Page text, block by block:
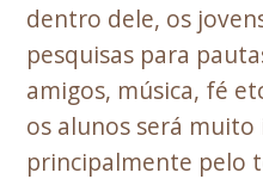
dentro dele, os
pesquisas para
amigos, música, fé
os alunos será
principalmente pelo